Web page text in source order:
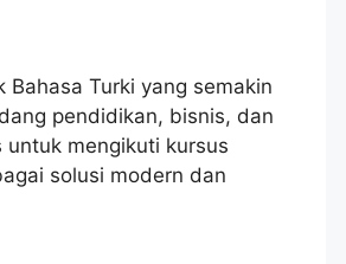
Turki yang semakin
pendidikan, bisnis, dan
mengikuti kursus
solusi modern dan